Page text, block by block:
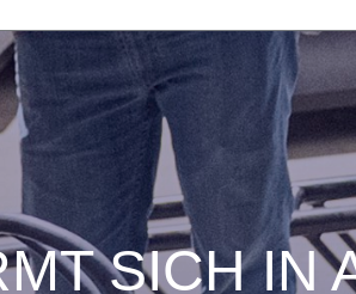
SICH IN